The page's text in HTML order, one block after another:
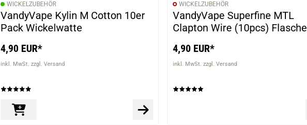
WICKELZUBEHÖR
VandyVape Kylin M Cotton 10er
Pack Wickelwatte
4,90 EUR*
inkl. MwSt. zzgl. Versand
WICKELZUBEHÖR
VandyVape Superfine MTL
Clapton Wire (10pcs) Flasche
4,90 EUR*
inkl. MwSt. zzgl. Versand